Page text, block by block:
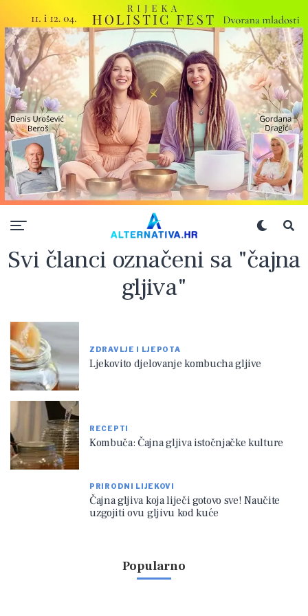
Svi članci označeni sa "čajna
gljiva"
ZDRAVLJE I LJEPOTA
Ljekovito djelovanje kombucha gljive
RECEPTI
Kombuča: Čajna gljiva istočnjačke kulture
PRIRODNI LIJEKOVI
Čajna gljiva koja liječi gotovo sve! Naučite
uzgojiti ovu gljivu kod kuće
Popularno